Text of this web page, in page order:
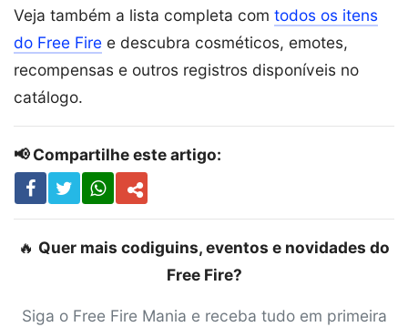
Veja também a lista completa com todos os itens
do Free Fire e descubra cosméticos, emotes,
recompensas e outros registros disponíveis no
catálogo.
📢 Compartilhe este artigo:
🔥 Quer mais codiguins, eventos e novidades do
Free Fire?
Siga o Free Fire Mania e receba tudo em primeira